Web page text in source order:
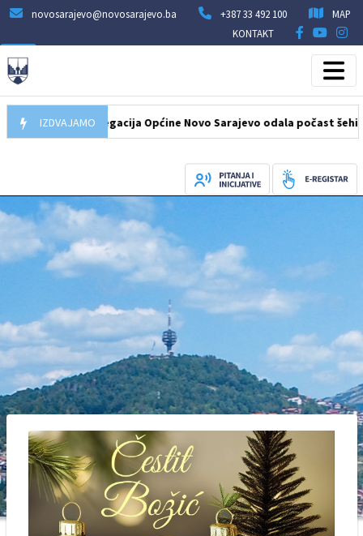
novosarajevo@novosarajevo.ba +387 33 492 100
MAP
KONTAKT
IZDVAJAMO
Delegacija Općine Novo Sarajevo odala počast šehidima i